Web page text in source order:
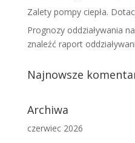
Zalety pompy ciepła.
Prognozy oddziaływania
znaleźć raport
Najnowsze
Archiwa
czerwiec 2026